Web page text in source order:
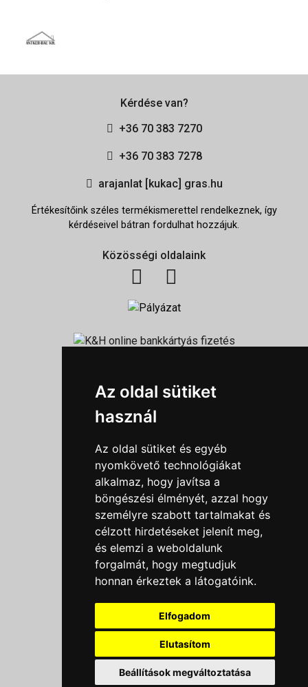
Az oldal sütiket
használ
Az oldal sütiket és egyéb
nyomkövető technológiákat
alkalmaz, hogy javítsa a
böngészési élményét, azzal hogy
személyre szabott tartalmakat és
célzott hirdetéseket jelenít meg,
és elemzi a weboldalunk
forgalmát, hogy megtudjuk
honnan érkeztek a látogatóink.
Elfogadom
Elutasítom
Beállítások megváltoztatása
×
Kérdése van?
+36 70 383 7270
+36 70 383 7278
arajanlat [kukac] gras.hu
Értékesítőink széles termékismerettel rendelkeznek, így
kérdéseivel bátran fordulhat hozzájuk.
Közösségi oldalaink
Információk
Általános szerződési feltételek
Impresszum
Nyereményjáték szabály
Outlet nap nyereményjáték szabályzat
Süti beállítások
Menü
Ajánlatkérés
Szakmai tippek / Újdonságok
Kapcsolat
Letölthető katalógusok
Rólunk
Szállítás